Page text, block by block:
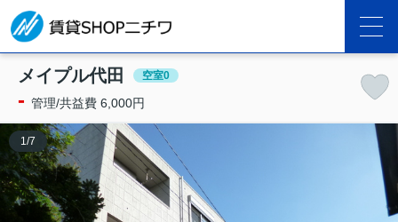
メイプル代田 空室0
- 管理/共益費 6,000円
1 /7